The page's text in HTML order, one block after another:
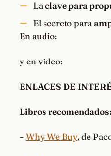
Laclave para
El secreto para
En audio:
y en vídeo:
ENLACES DE
Libros recomendados:
–Why We Buy, de